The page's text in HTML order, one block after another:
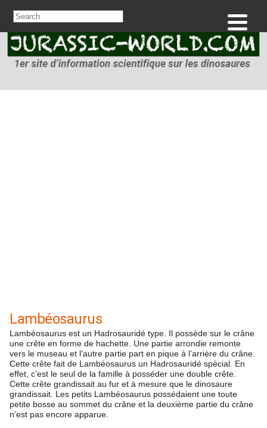
Lambéosaurus
Lambéosaurus est un Hadrosauridé type. Il possède sur le crâne
une crête en forme de hachette. Une partie arrondie remonte
vers le museau et l’autre partie part en pique à l’arrière du crâne.
Cette crête fait de Lambéosaurus un Hadrosauridé spécial. En
effet, c’est le seul de la famille à posséder une double crête.
Cette crête grandissait au fur et à mesure que le dinosaure
grandissait. Les petits Lambéosaurus possédaient une toute
petite bosse au sommet du crâne et la deuxième partie du crâne
n’est pas encore apparue.